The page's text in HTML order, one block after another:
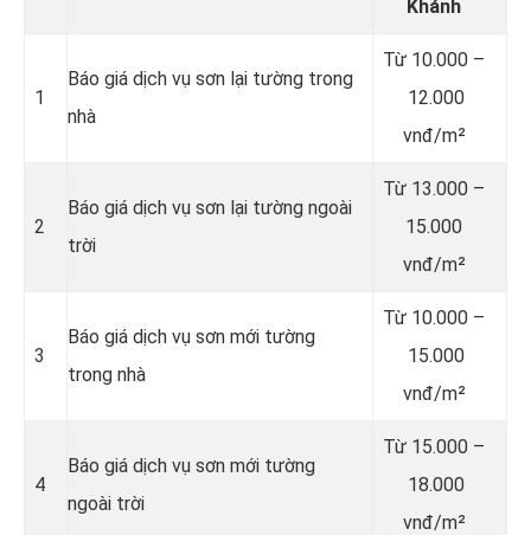
Khánh
1
Báo giá dịch vụ sơn lại tường trong
nhà
Từ 10.000 –
12.000
vnđ/m²
2
Báo giá dịch vụ sơn lại tường ngoài
trời
Từ 13.000 –
15.000
vnđ/m²
3
Báo giá dịch vụ sơn mới tường
trong nhà
Từ 10.000 –
15.000
vnđ/m²
4
Báo giá dịch vụ sơn mới tường
ngoài trời
Từ 15.000 –
18.000
vnđ/m²